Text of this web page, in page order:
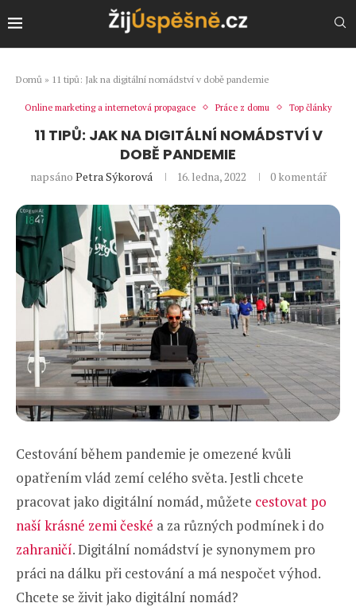
Domů » 11 tipů: Jak na digitální nomádství v době pandemie
Online marketing a internetová propagace Práce z domu Top články
11 TIPŮ: JAK NA DIGITÁLNÍ NOMÁDSTVÍ V
DOBĚ PANDEMIE
napsáno Petra Sýkorová 16. ledna, 2022 0 komentář
Cestování během pandemie je omezené kvůli
opatřením vlád zemí celého světa. Jestli chcete
pracovat jako digitální nomád, můžete cestovat po
naší krásné zemi české a za různých podmínek i do
zahraničí. Digitální nomádství je synonymem pro
práci na dálku při cestování a má nespočet výhod.
Chcete se živit jako digitální nomád?